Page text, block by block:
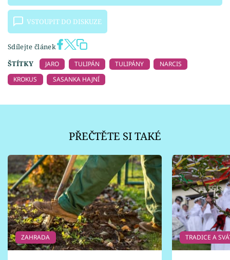
VSTOUPIT DO DISKUZE
Sdílejte článek
ŠTÍTKY
JARO TULIPÁN TULIPÁNY
NARCIS
KROKUS
SASANKA HAJNÍ
PŘEČTĚTE SI TAKÉ
ZAHRADA TRADICE A